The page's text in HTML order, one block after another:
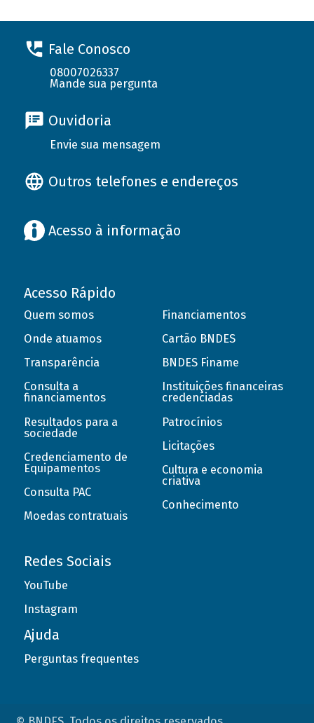
Fale Conosco
08007026337
Mande sua pergunta
Ouvidoria
Envie sua mensagem
Outros telefones e endereços
Acesso à informação
Acesso Rápido
Quem somos
Onde atuamos
Transparência
Consulta a
financiamentos
Resultados para a
sociedade
Credenciamento de
Equipamentos
Consulta PAC
Moedas contratuais
Financiamentos
Cartão BNDES
BNDES Finame
Instituições financeiras
credenciadas
Patrocínios
Licitações
Cultura e economia
criativa
Conhecimento
Redes Sociais
YouTube
Instagram
Ajuda
Perguntas frequentes